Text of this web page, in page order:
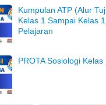
Kumpulan ATP (Alur
Kelas 1 Sampai Kelas
Pelajaran
PROTA Sosiologi